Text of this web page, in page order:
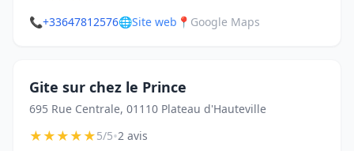
📞+33647812576🌐Site web 📍 Google Maps
Gite sur chez le Prince
695 Rue Centrale, 01110 Plateau d'Hauteville
★★★★★5/5•2 avis